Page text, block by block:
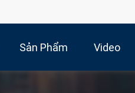
Sản Phẩm Video